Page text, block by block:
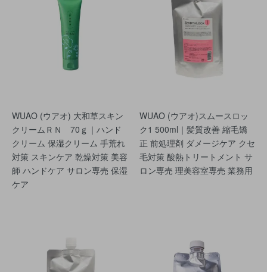
WUAO (ウアオ) 大和草スキン
クリームＲＮ 70ｇ｜ハンド
クリーム 保湿クリーム 手荒れ
対策 スキンケア 乾燥対策 美容
師 ハンドケア サロン専売 保湿
ケア
WUAO (ウアオ)スムースロッ
ク1 500ml｜髪質改善 縮毛矯
正 前処理剤 ダメージケア クセ
毛対策 酸熱トリートメント サ
ロン専売 理美容室専売 業務用